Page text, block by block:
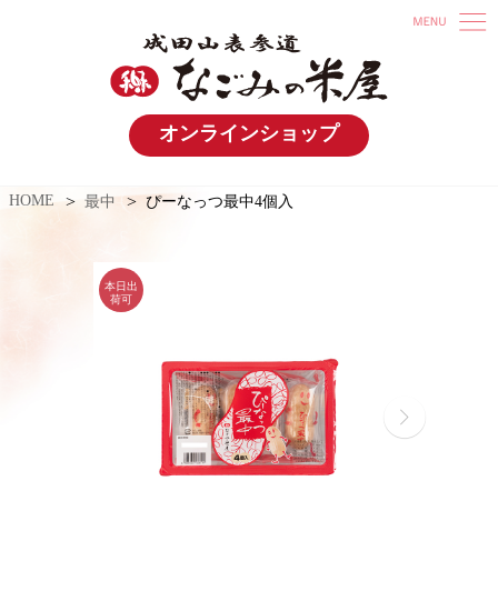
オンラインショップ
HOME 最中 ぴーなっつ最中4個入